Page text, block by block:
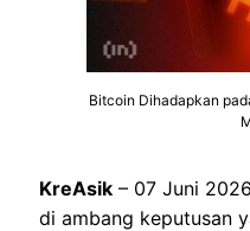
Bitcoin Dihadapkan
KreAsik – 07 Juni
di ambang keputusan